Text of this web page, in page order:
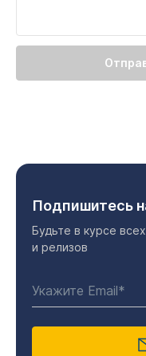
Подпишитесь
Будьте в курсе
и релизов